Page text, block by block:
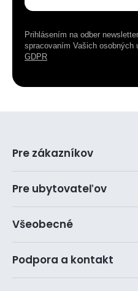
Prihlásením na odber
spracovaním Vašich osobných
GDPR
Pre zákazníkov
Pre ubytovateľov
Všeobecné
Podpora a kontakt